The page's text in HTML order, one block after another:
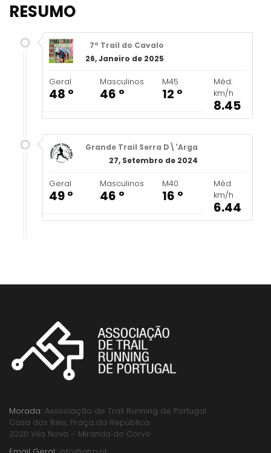
RESUMO
7º Trail do Cavalo
26, Janeiro de 2025
Geral
48 º
Masculinos
46 º
M45
12 º
Méd.
km/h
8.45
Grande Trail Serra D\'Arga
27, Setembro de 2024
Geral
49 º
Masculinos
46 º
M40
16 º
Méd.
km/h
6.44
Morada: Associação de Trail Running de Portugal
Casa dos Reis, Praça da República
3220 Vila Nova – Miranda do Corvo